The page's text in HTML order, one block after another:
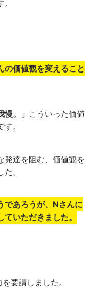
の価値観を変えること
。」 こういった価値
。
発達を阻む、価値観を
。
であろうが、Nさんに
いただきました。
要請しました。